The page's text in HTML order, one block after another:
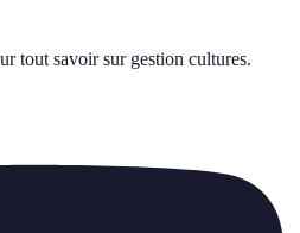
tout savoir sur gestion cultures.